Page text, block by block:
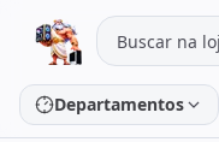
Pular para o conteúdo
Departamentos